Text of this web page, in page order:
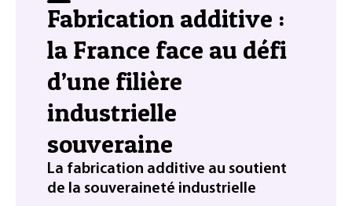
Fabrication additive :
la France face au défi
d’une filière
industrielle
souveraine
La fabrication additive au soutient
de la souveraineté industrielle